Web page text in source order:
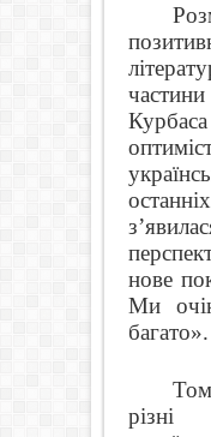
нове
Ми
багато».